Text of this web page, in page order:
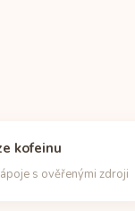
kofeinu
s ověřenými zdroji